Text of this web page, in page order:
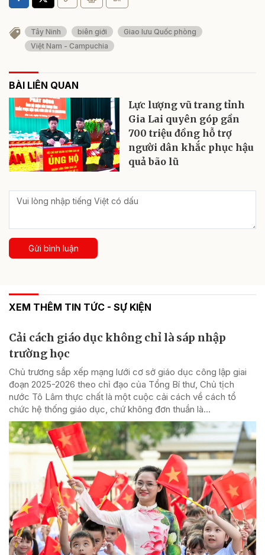
Tây Ninh biên giới
Giao lưu Quốc phòng
Việt Nam - Campuchia
BÀI LIÊN QUAN
Lực lượng vũ trang tỉnh
Gia Lai quyên góp gần
700 triệu đồng hỗ trợ
người dân khắc phục hậu
quả bão lũ
Gửi bình luận
XEM THÊM TIN TỨC - SỰ KIỆN
Cải cách giáo dục không chỉ là sáp nhập
trường học
Chủ trương sắp xếp mạng lưới cơ sở giáo dục công lập giai
đoạn 2025-2026 theo chỉ đạo của Tổng Bí thư, Chủ tịch
nước Tô Lâm thực chất là một cuộc cải cách về cách tổ
chức hệ thống giáo dục, chứ không đơn thuần là...